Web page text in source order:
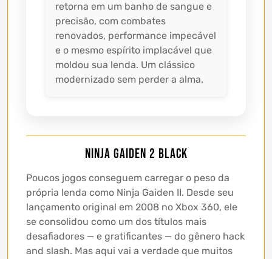
retorna em um banho de sangue e
precisão, com combates
renovados, performance impecável
e o mesmo espírito implacável que
moldou sua lenda. Um clássico
modernizado sem perder a alma.
NINJA GAIDEN 2 Black
Poucos jogos conseguem carregar o peso da
própria lenda como Ninja Gaiden II. Desde seu
lançamento original em 2008 no Xbox 360, ele
se consolidou como um dos títulos mais
desafiadores — e gratificantes — do gênero hack
and slash. Mas aqui vai a verdade que muitos